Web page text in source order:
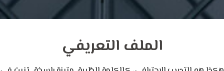
الملف التعريفي